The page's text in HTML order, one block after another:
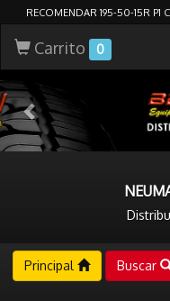
RECOMENDAR 195-50-15R P1
Carrito 0
Principal Buscar